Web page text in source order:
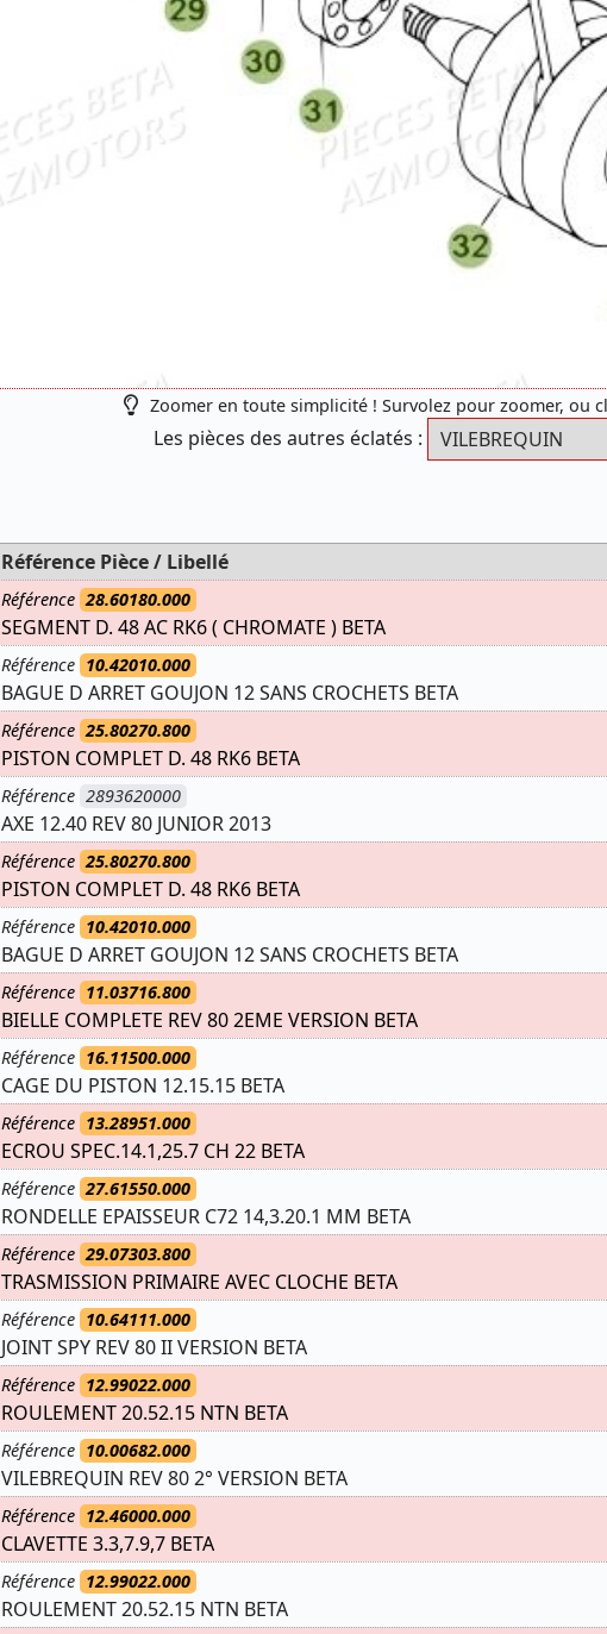
Zoomer en toute simplicité ! Survolez pour zoomer, ou
Les pièces des autres éclatés :
Référence Pièce / Libellé
Référence 28.60180.000
SEGMENT D. 48 AC RK6 ( CHROMATE ) BETA
Référence 10.42010.000
BAGUE D ARRET GOUJON 12 SANS CROCHETS BETA
Référence 25.80270.800
PISTON COMPLET D. 48 RK6 BETA
Référence 2893620000
AXE 12.40 REV 80 JUNIOR 2013
Référence 25.80270.800
PISTON COMPLET D. 48 RK6 BETA
Référence 10.42010.000
BAGUE D ARRET GOUJON 12 SANS CROCHETS BETA
Référence 11.03716.800
BIELLE COMPLETE REV 80 2EME VERSION BETA
Référence 16.11500.000
CAGE DU PISTON 12.15.15 BETA
Référence 13.28951.000
ECROU SPEC.14.1,25.7 CH 22 BETA
Référence 27.61550.000
RONDELLE EPAISSEUR C72 14,3.20.1 MM BETA
Référence 29.07303.800
TRASMISSION PRIMAIRE AVEC CLOCHE BETA
Référence 10.64111.000
JOINT SPY REV 80 II VERSION BETA
Référence 12.99022.000
ROULEMENT 20.52.15 NTN BETA
Référence 10.00682.000
VILEBREQUIN REV 80 2° VERSION BETA
Référence 12.46000.000
CLAVETTE 3.3,7.9,7 BETA
Référence 12.99022.000
ROULEMENT 20.52.15 NTN BETA